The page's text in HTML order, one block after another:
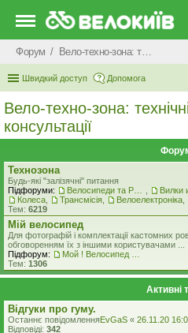
Форум Вело-техно-зона: технічні питання та консультації
Швидкий доступ Допомога
Вело-техно-зона:
консультації
Технозона
Будь-які "залізячні" питання
Підфоруми:
Колеса
Трансмісія Велоелектроніка
Тем: 6219
Мiй велосипед
Для фотографій і комплектації кастомних
обговоренням їх з іншими користувачами ...
Підфорум:
Тем: 1306
Активні
Відгуки про гуму.
Останнє повідомленняEvGaS « 26.11.20
Відповіді: 342